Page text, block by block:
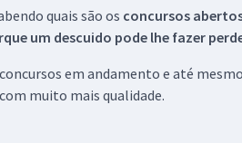
quais são os concursos
um descuido pode lhe fazer
em andamento e até
muito mais qualidade.